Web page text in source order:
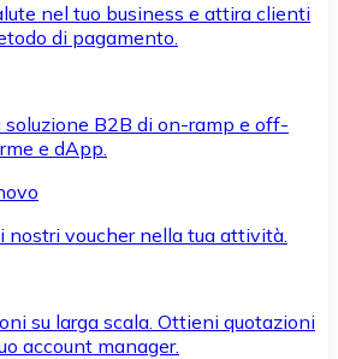
nel tuo business e attira clienti
di pagamento.
soluzione B2B di on-ramp e off-
e dApp.
nostri voucher nella tua attività.
su larga scala. Ottieni quotazioni
account manager.